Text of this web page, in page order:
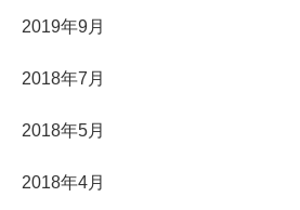
2019年9月
2018年7月
2018年5月
2018年4月